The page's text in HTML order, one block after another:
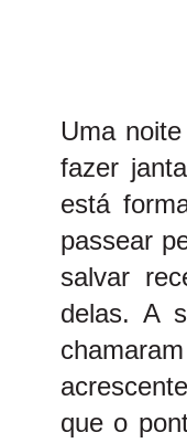
Uma
fazer
está
passear
salvar
delas. A
que o